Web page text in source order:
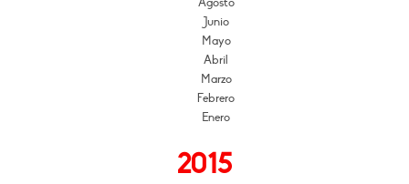
Junio
Mayo
Abril
Marzo
Febrero
Enero
2015